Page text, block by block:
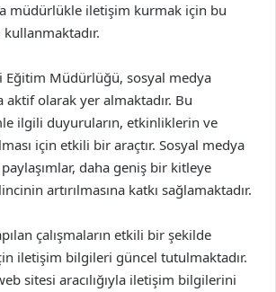
müdürlükle iletişim kurmak için bu
kullanmaktadır.
Eğitim Müdürlüğü, sosyal medya
aktif olarak yer almaktadır. Bu
ilgili duyuruların, etkinliklerin ve
için etkili bir araçtır. Sosyal medya
daha geniş bir kitleye
artırılmasına katkı sağlamaktadır.
çalışmaların etkili bir şekilde
iletişim bilgileri güncel tutulmaktadır.
sitesi aracılığıyla iletişim bilgilerini